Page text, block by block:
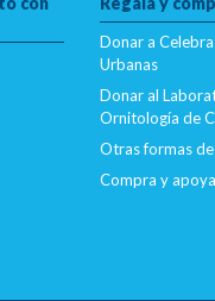
Donar a
Urbanas
Donar al
Ornitología de
Otras formas
Compra y